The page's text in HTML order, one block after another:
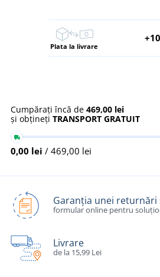
Plata la livrare
Cumpărați încă de 469,00 lei
și obțineți TRANSPORT GRATUIT
0,00 lei / 469,00 lei
Garanția unei returnări
formular online pentru
Livrare
de la 15,99 Lei